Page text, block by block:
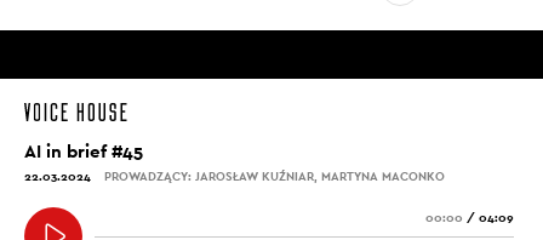
AI in brief #45
22.03.2024 PROWADZĄCY: JAROSŁAW KUŹNIAR, MARTYNA MACONKO
00:00 / 04:09